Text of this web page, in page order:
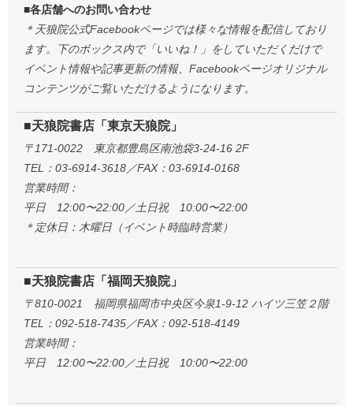
■各店舗へのお問い合わせ
＊天狼院公式Facebookページでは様々な情報を配信しており
ます。下のボックス内で「いいね！」をしていただくだけで
イベント情報や記事更新の情報、Facebookページオリジナル
コンテンツがご覧いただけるようになります。
■天狼院書店「東京天狼院」
〒171-0022 東京都豊島区南池袋3-24-16 2F
TEL：03-6914-3618／FAX：03-6914-0168
営業時間：
平日 12:00〜22:00／土日祝 10:00〜22:00
＊定休日：木曜日（イベント時臨時営業）
■天狼院書店「福岡天狼院」
〒810-0021 福岡県福岡市中央区今泉1-9-12 ハイツ三笠２階
TEL：092-518-7435／FAX：092-518-4149
営業時間：
平日 12:00〜22:00／土日祝 10:00〜22:00